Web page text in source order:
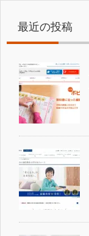
最近の投稿